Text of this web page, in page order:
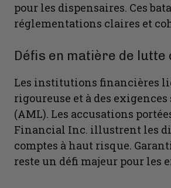
pour les dispensaires. Ces
réglementations claires et
Défis en matière de
Les institutions financières
rigoureuse et à des
(AML). Les accusations
Financial Inc. illustrent les
comptes à haut risque.
reste un défi majeur pour les